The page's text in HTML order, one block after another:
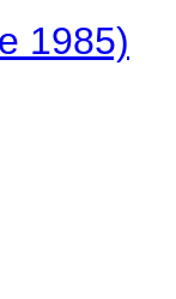
1985)